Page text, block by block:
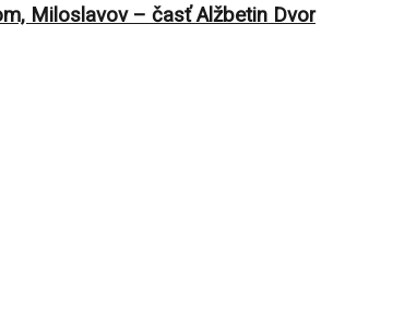
Miloslavov – časť Alžbetin Dvor